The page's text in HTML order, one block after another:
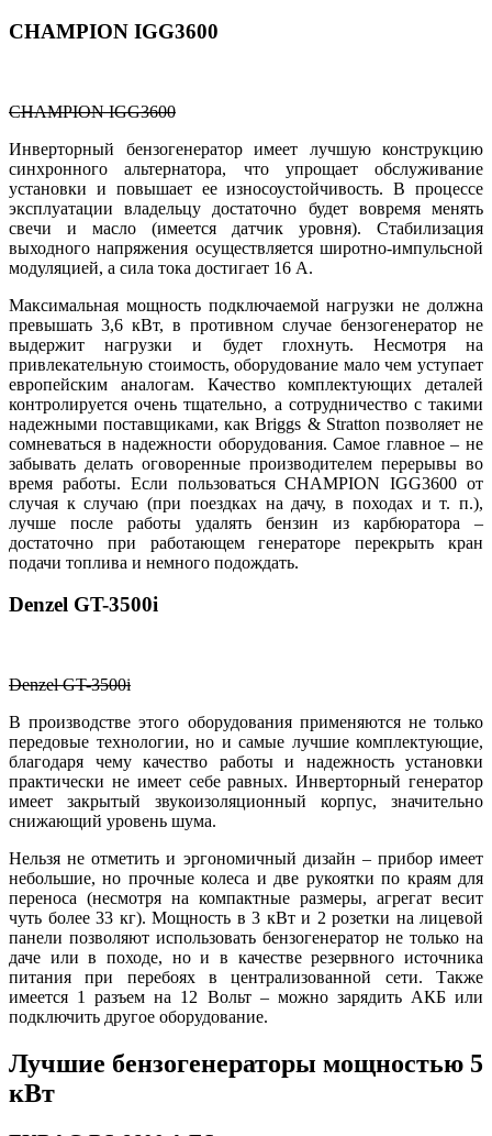
CHAMPION IGG3600
CHAMPION IGG3600
Инверторный бензогенератор имеет лучшую конструкцию
синхронного альтернатора, что упрощает обслуживание
установки и повышает ее износоустойчивость. В процессе
эксплуатации владельцу достаточно будет вовремя менять
свечи и масло (имеется датчик уровня). Стабилизация
выходного напряжения осуществляется широтно-импульсной
модуляцией, а сила тока достигает 16 А.
Максимальная мощность подключаемой нагрузки не должна
превышать 3,6 кВт, в противном случае бензогенератор не
выдержит нагрузки и будет глохнуть. Несмотря на
привлекательную стоимость, оборудование мало чем уступает
европейским аналогам. Качество комплектующих деталей
контролируется очень тщательно, а сотрудничество с такими
надежными поставщиками, как Briggs & Stratton позволяет не
сомневаться в надежности оборудования. Самое главное – не
забывать делать оговоренные производителем перерывы во
время работы. Если пользоваться CHAMPION IGG3600 от
случая к случаю (при поездках на дачу, в походах и т. п.),
лучше после работы удалять бензин из карбюратора –
достаточно при работающем генераторе перекрыть кран
подачи топлива и немного подождать.
Denzel GT-3500i
Denzel GT-3500i
В производстве этого оборудования применяются не только
передовые технологии, но и самые лучшие комплектующие,
благодаря чему качество работы и надежность установки
практически не имеет себе равных. Инверторный генератор
имеет закрытый звукоизоляционный корпус, значительно
снижающий уровень шума.
Нельзя не отметить и эргономичный дизайн – прибор имеет
небольшие, но прочные колеса и две рукоятки по краям для
переноса (несмотря на компактные размеры, агрегат весит
чуть более 33 кг). Мощность в 3 кВт и 2 розетки на лицевой
панели позволяют использовать бензогенератор не только на
даче или в походе, но и в качестве резервного источника
питания при перебоях в централизованной сети. Также
имеется 1 разъем на 12 Вольт – можно зарядить АКБ или
подключить другое оборудование.
Лучшие бензогенераторы мощностью 5
кВт